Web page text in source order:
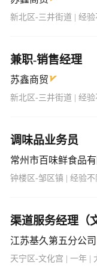
新北区-三井街道 | 经
兼职-销售经理
苏鑫商贸
新北区-三井街道 | 经
调味品业务员
常州市百味鲜食品
钟楼区-邹区镇 | 经验
渠道服务经理（
江苏基久第五分公司
天宁区-文化宫 | 一年 |